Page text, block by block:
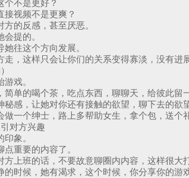
个不是更好？
接视频不是更爽？
的反感，甚至厌恶。
提的。
往这个方向发展。
，这样只会让你们的关系变得寡淡，没有进
戏。
简单的喝个茶，吃点东西，聊聊天，给彼此
感，让她对你还有接触的欲望，聊下去的欲
一个绅士，路上多帮助女生，拿个包，送个
对方兴趣
象。
重要的内容了。
上班的话，不要故意聊圈内内容，这样很大
时候，她有渴求，这个时候，你分享你的游